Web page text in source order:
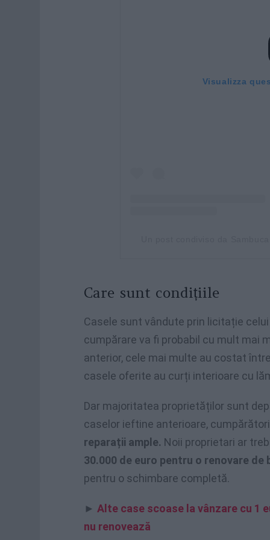
Visualizza
Care sunt condițiile
Casele sunt vândute prin licitație
cumpărare va fi probabil cu mult mai
anterior, cele mai multe au costat între
casele oferite au curți interioare cu
Dar majoritatea proprietăților sunt
caselor ieftine anterioare,
reparații ample. Noii proprietari ar
30.000 de euro pentru o renovare de
pentru o schimbare completă.
► Alte case scoase la vânzare cu 1
nu renovează